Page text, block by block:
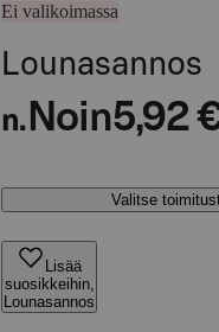
Ei valikoimassa
Lounasannos
n. Noin5,92
Valitse
Lisää
suosikkeihin,
Lounasannos